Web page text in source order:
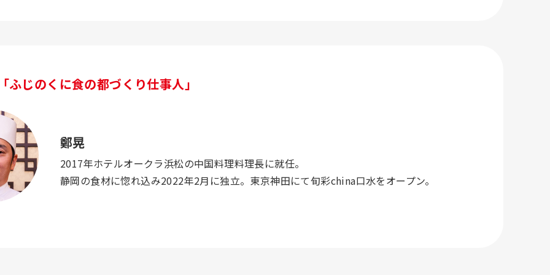
ふじのくに食の都づくり仕事人」
鄭晃
2017年ホテルオークラ浜松の中国料理料理長に就任。
静岡の食材に惚れ込み2022年2月に独立。東京神田にて旬彩china口水をオープン。